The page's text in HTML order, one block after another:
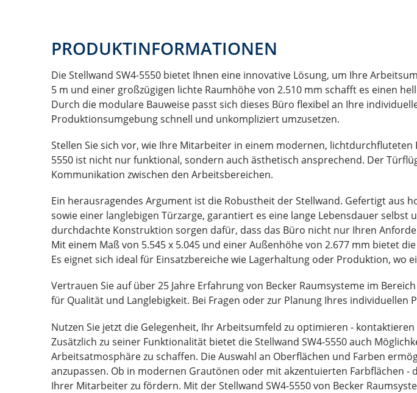
PRODUKTINFORMATIONEN
Die Stellwand SW4-5550 bietet Ihnen eine innovative Lösung, um Ihre
5 m und einer großzügigen lichte Raumhöhe von 2.510 mm schafft es einen
Durch die modulare Bauweise passt sich dieses Büro flexibel an Ihre
Produktionsumgebung schnell und unkompliziert umzusetzen.
Stellen Sie sich vor, wie Ihre Mitarbeiter in einem modernen,
5550 ist nicht nur funktional, sondern auch ästhetisch ansprechend. Der
Kommunikation zwischen den Arbeitsbereichen.
Ein herausragendes Argument ist die Robustheit der Stellwand. Gefertigt
sowie einer langlebigen Türzarge, garantiert es eine lange Lebensdauer
durchdachte Konstruktion sorgen dafür, dass das Büro nicht nur Ihren
Mit einem Maß von 5.545 x 5.045 und einer Außenhöhe von 2.677 mm bietet
Es eignet sich ideal für Einsatzbereiche wie Lagerhaltung oder Produktion,
Vertrauen Sie auf über 25 Jahre Erfahrung von Becker Raumsysteme im
für Qualität und Langlebigkeit. Bei Fragen oder zur Planung Ihres
Nutzen Sie jetzt die Gelegenheit, Ihr Arbeitsumfeld zu optimieren -
Zusätzlich zu seiner Funktionalität bietet die Stellwand SW4-5550 auch
Arbeitsatmosphäre zu schaffen. Die Auswahl an Oberflächen und Farben
anzupassen. Ob in modernen Grautönen oder mit akzentuierten Farbflächen
Ihrer Mitarbeiter zu fördern. Mit der Stellwand SW4-5550 von Becker